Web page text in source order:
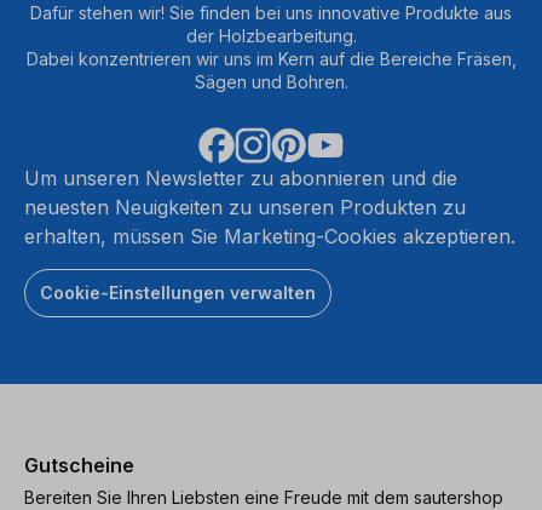
Dafür stehen wir! Sie finden bei uns innovative Produkte aus
der Holzbearbeitung.
Dabei konzentrieren wir uns im Kern auf die Bereiche Fräsen,
Sägen und Bohren.
Um unseren Newsletter zu abonnieren und die
neuesten Neuigkeiten zu unseren Produkten zu
erhalten, müssen Sie Marketing-Cookies akzeptieren.
Cookie-Einstellungen verwalten
Gutscheine
Bereiten Sie Ihren Liebsten eine Freude mit dem sautershop